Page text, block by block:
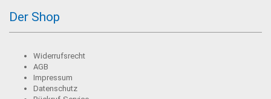
Der Shop
Widerrufsrecht
AGB
Impressum
Datenschutz